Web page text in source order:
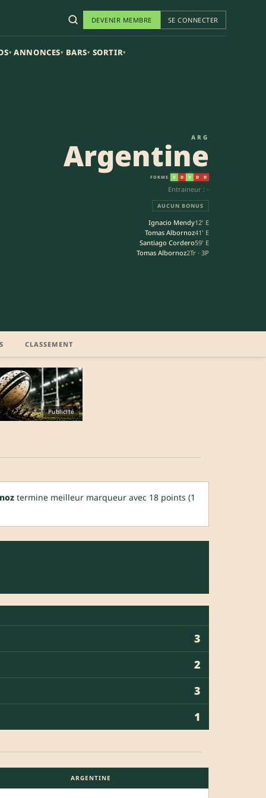
DEVENIR MEMBRE SE CONNECTER
▾ ANNONCES▾ BARS▾ SORTIR▾
ARG
Argentine
FORME V D V D D
Entraineur : -
AUCUN BONUS
Ignacio Mendy12' E
Tomas Albornoz41' E
Santiago Cordero59' E
Tomas Albornoz2Tr · 3P
CLASSEMENT
Publicité
termine meilleur marqueur avec 18 points (1
3
2
3
1
ARGENTINE